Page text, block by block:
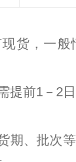
货，一
提前1－2
期、批次